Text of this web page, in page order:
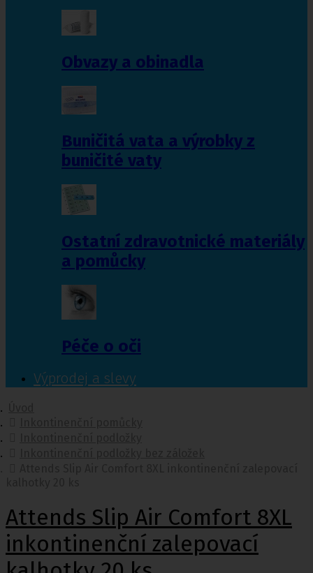
Obvazy a obinadla
Buničitá vata a výrobky z
buničité vaty
Ostatní zdravotnické materiály
a pomůcky
Péče o oči
Výprodej a slevy
Attends Slip Air Comfort 8XL
inkontinenční zalepovací